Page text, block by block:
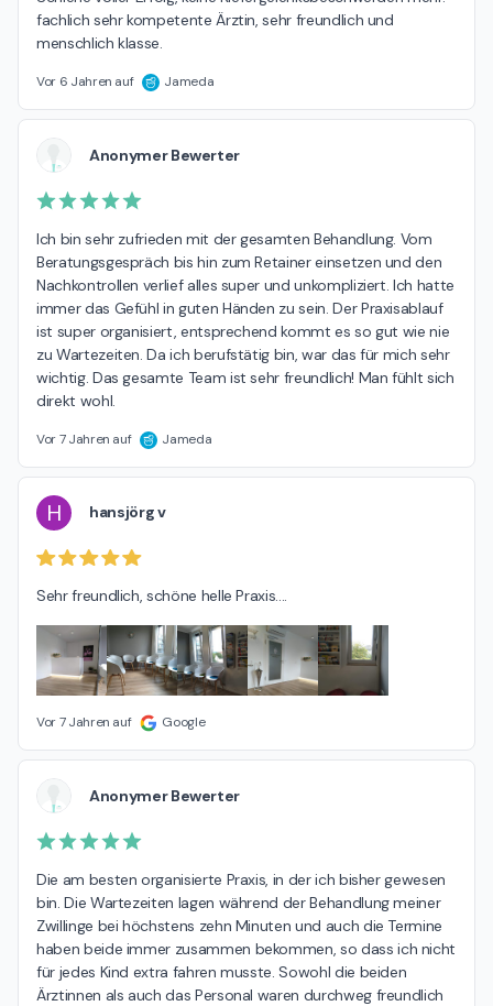
fachlich sehr kompetente Ärztin, sehr freundlich und
menschlich klasse.
Vor 6 Jahren auf Jameda
Anonymer Bewerter
Ich bin sehr zufrieden mit der gesamten Behandlung. Vom
Beratungsgespräch bis hin zum Retainer einsetzen und den
Nachkontrollen verlief alles super und unkompliziert. Ich hatte
immer das Gefühl in guten Händen zu sein. Der Praxisablauf
ist super organisiert, entsprechend kommt es so gut wie nie
zu Wartezeiten. Da ich berufstätig bin, war das für mich sehr
wichtig. Das gesamte Team ist sehr freundlich! Man fühlt sich
direkt wohl.
Vor 7 Jahren auf Jameda
H hansjörg v
Sehr freundlich, schöne helle Praxis....
Vor 7 Jahren auf Google
Anonymer Bewerter
Die am besten organisierte Praxis, in der ich bisher gewesen
bin. Die Wartezeiten lagen während der Behandlung meiner
Zwillinge bei höchstens zehn Minuten und auch die Termine
haben beide immer zusammen bekommen, so dass ich nicht
für jedes Kind extra fahren musste. Sowohl die beiden
Ärztinnen als auch das Personal waren durchweg freundlich